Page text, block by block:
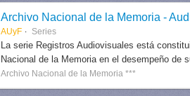
Archivo Nacional de la Memoria -
AUyF Series
La serie Registros Audiovisuales está
Nacional de la Memoria en el desempeño
Archivo Nacional de la Memoria ***